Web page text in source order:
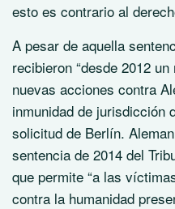
esto es contrario al
A pesar de aquella
recibieron “desde 2012
nuevas acciones contra
inmunidad de jurisdicción
solicitud de Berlín.
sentencia de 2014 del
que permite “a las
contra la humanidad